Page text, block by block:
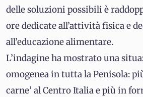
delle soluzioni possibili è
ore dedicate all’attività fisica e
all’educazione alimentare.
L’indagine ha mostrato una
omogenea in tutta la Penisola:
carne’ al Centro Italia e più in